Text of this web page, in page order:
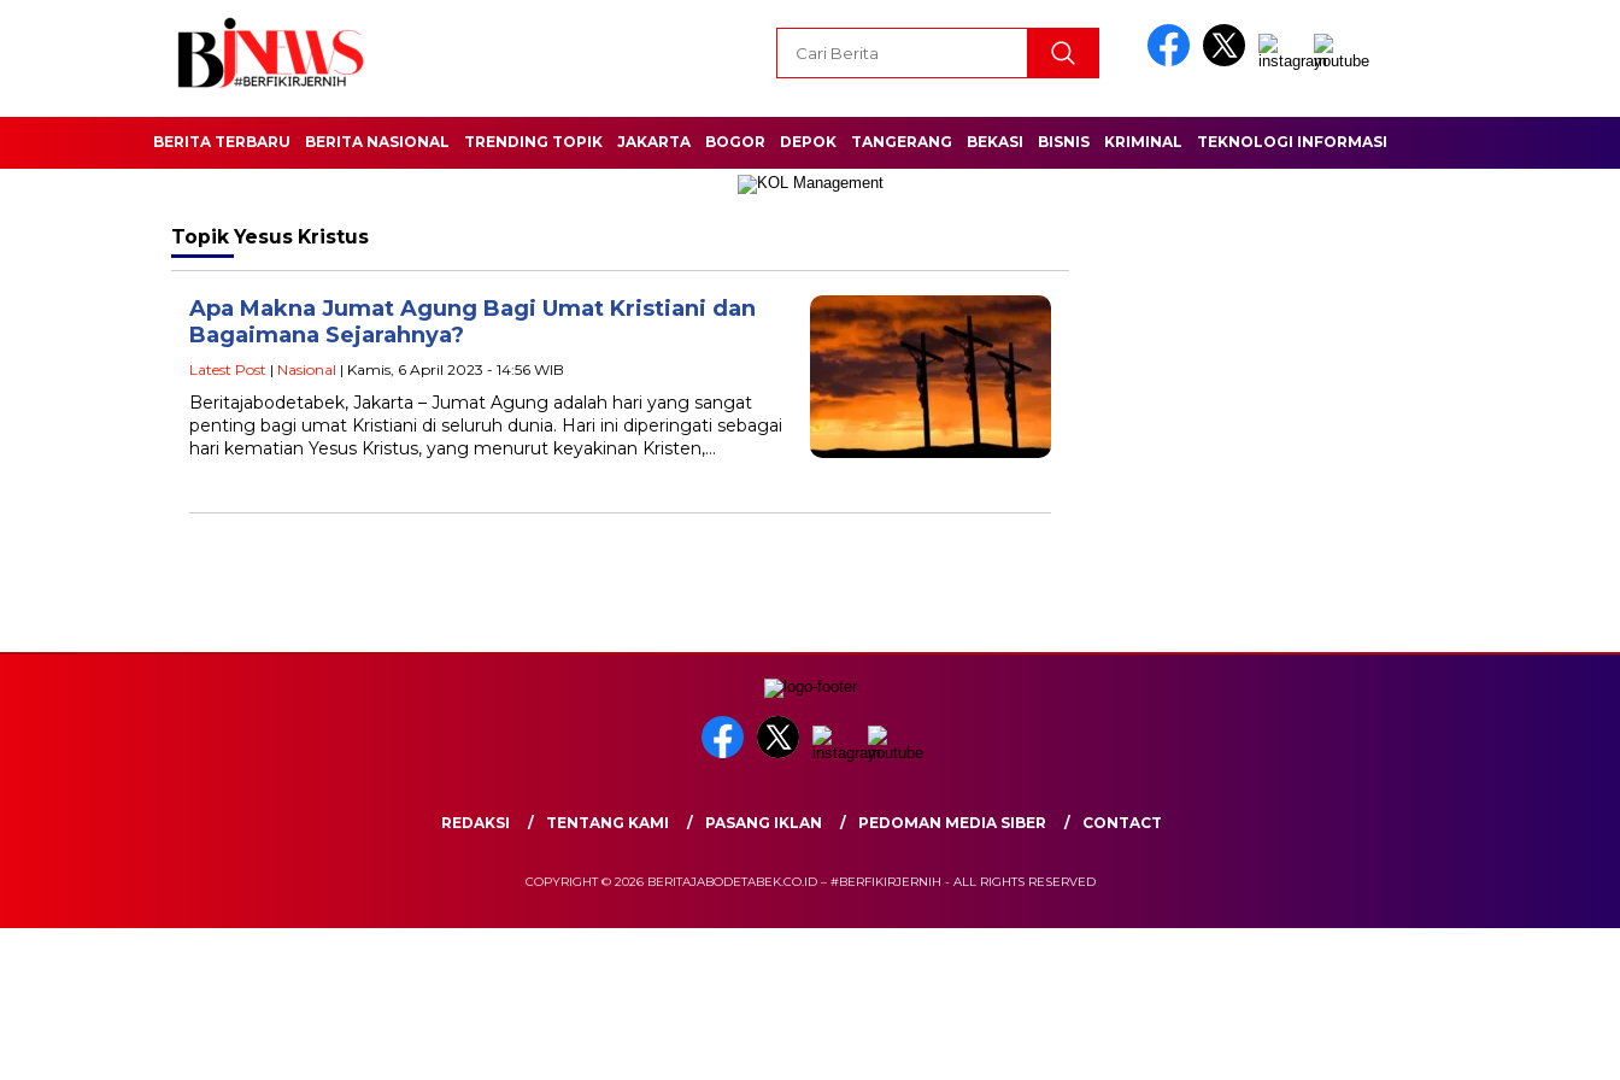
BERITA TERBARU BERITA NASIONAL TRENDING TOPIK JAKARTA BOGOR DEPOK TANGERANG BEKASI BISNIS KRIMINAL TEKNOLOGI INFORMASI
Topik Yesus Kristus
Apa Makna Jumat Agung Bagi Umat Kristiani dan
Bagaimana Sejarahnya?
Latest Post | Nasional | Kamis, 6 April 2023 - 14:56 WIB
Beritajabodetabek, Jakarta – Jumat Agung adalah hari yang sangat
penting bagi umat Kristiani di seluruh dunia. Hari ini diperingati sebagai
hari kematian Yesus Kristus, yang menurut keyakinan Kristen,…
REDAKSI TENTANG KAMI PASANG IKLAN PEDOMAN MEDIA SIBER CONTACT
COPYRIGHT © 2026 BERITAJABODETABEK.CO.ID – #BERFIKIRJERNIH - ALL RIGHTS RESERVED